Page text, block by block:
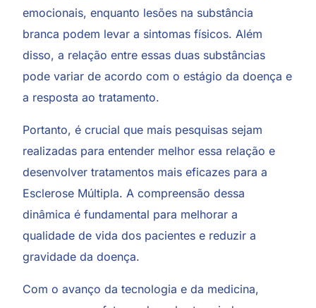
emocionais, enquanto lesões na substância
branca podem levar a sintomas físicos. Além
disso, a relação entre essas duas substâncias
pode variar de acordo com o estágio da doença e
a resposta ao tratamento.
Portanto, é crucial que mais pesquisas sejam
realizadas para entender melhor essa relação e
desenvolver tratamentos mais eficazes para a
Esclerose Múltipla. A compreensão dessa
dinâmica é fundamental para melhorar a
qualidade de vida dos pacientes e reduzir a
gravidade da doença.
Com o avanço da tecnologia e da medicina,